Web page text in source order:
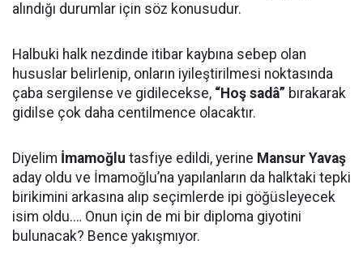
alındığı durumlar için söz konusudur.
Halbuki halk nezdinde itibar kaybına sebep olan
hususlar belirlenip, onların iyileştirilmesi noktasında
çaba sergilense ve gidilecekse, “Hoş sadâ” bırakarak
gidilse çok daha centilmence olacaktır.
Diyelim İmamoğlu tasfiye edildi, yerine Mansur Yavaş
aday oldu ve İmamoğlu’na yapılanların da halktaki tepki
birikimini arkasına alıp seçimlerde ipi göğüsleyecek
isim oldu.… Onun için de mi bir diploma giyotini
bulunacak? Bence yakışmıyor.